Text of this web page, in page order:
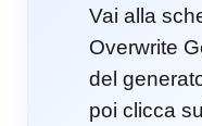
Vai alla
Overwrite
del
poi clicca